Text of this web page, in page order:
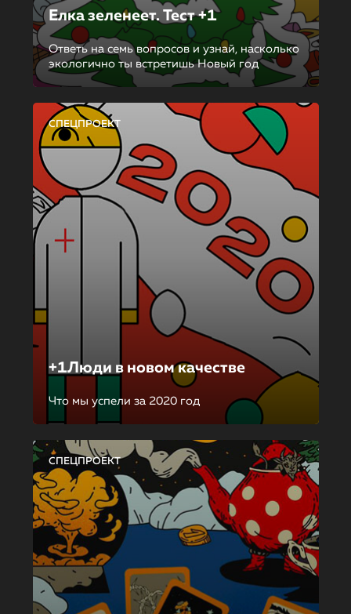
Елка зеленеет. Тест +1
Ответь на семь вопросов и узнай, насколько
экологично ты встретишь Новый год
СПЕЦПРОЕКТ
+1Люди в новом качестве
Что мы успели за 2020 год
СПЕЦПРОЕКТ